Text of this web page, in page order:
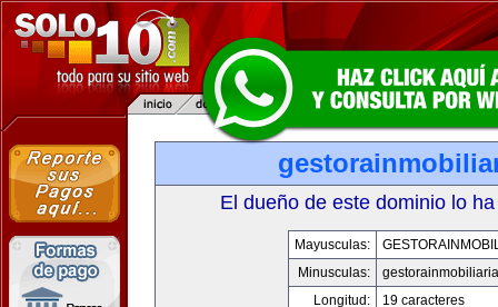
El dueño de este dominio lo
Mayusculas:
Minusculas:
Longitud:
19 caracteres